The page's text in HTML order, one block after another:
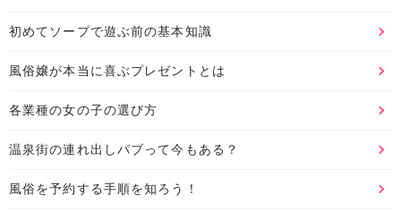
初めてソープで遊ぶ前の基本知識
風俗嬢が本当に喜ぶプレゼントとは
各業種の女の子の選び方
温泉街の連れ出しパブって今もある？
風俗を予約する手順を知ろう！